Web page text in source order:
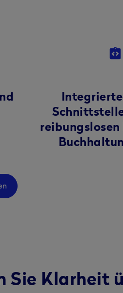
integration_instructions
Sie Klarheit